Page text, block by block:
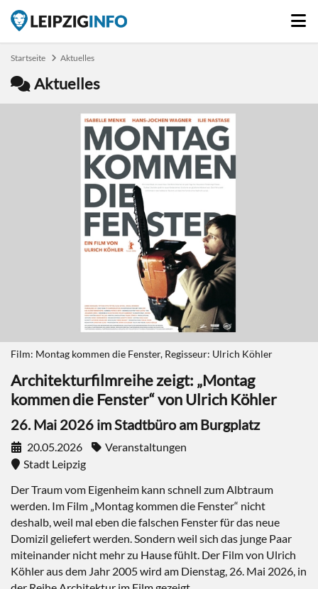
Startseite Aktuelles
Aktuelles
Film: Montag kommen die Fenster, Regisseur: Ulrich Köhler
Architekturfilmreihe zeigt: „Montag
kommen die Fenster“ von Ulrich Köhler
26. Mai 2026 im Stadtbüro am Burgplatz
20.05.2026
Veranstaltungen
Stadt Leipzig
Der Traum vom Eigenheim kann schnell zum Albtraum
werden. Im Film „Montag kommen die Fenster“ nicht
deshalb, weil mal eben die falschen Fenster für das neue
Domizil geliefert werden. Sondern weil sich das junge Paar
miteinander nicht mehr zu Hause fühlt. Der Film von Ulrich
Köhler aus dem Jahr 2005 wird am Dienstag, 26. Mai 2026, in